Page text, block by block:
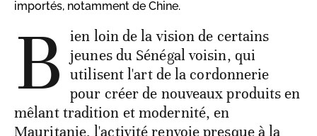
importés, notamment de Chine.
B ien loin de la vision de certains
jeunes du Sénégal voisin, qui
utilisent l'art de la cordonnerie
pour créer de nouveaux produits en
mêlant tradition et modernité, en
Mauritanie, l'activité renvoie presque à la